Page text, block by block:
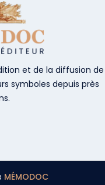
et de la diffusion de
symboles depuis près
MÉMODOC